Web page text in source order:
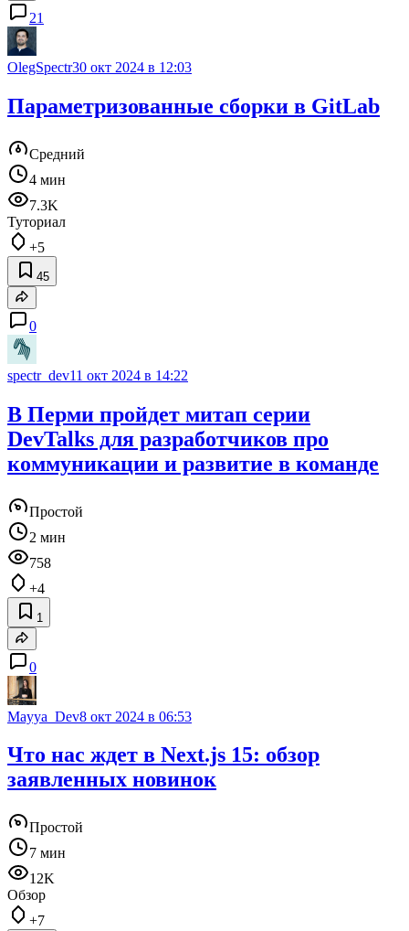
21
OlegSpectr30 окт 2024 в 12:03
Параметризованные сборки в GitLab
Средний
4 мин
7.3K
Туториал
+5
45
0
spectr_dev11 окт 2024 в 14:22
В Перми пройдет митап серии
DevTalks для разработчиков про
коммуникации и развитие в команде
Простой
2 мин
758
+4
1
0
Mayya_Dev8 окт 2024 в 06:53
Что нас ждет в Next.js 15: обзор
заявленных новинок
Простой
7 мин
12K
Обзор
+7